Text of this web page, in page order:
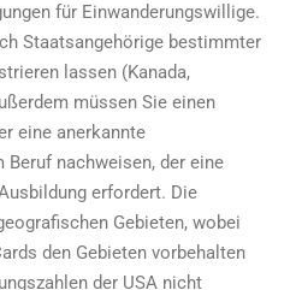
für Einwanderungswillige.
Staatsangehörige bestimmter
lassen (Kanada,
müssen Sie einen
eine anerkannte
Beruf nachweisen, der eine
erfordert. Die
Gebieten, wobei
den Gebieten vorbehalten
der USA nicht